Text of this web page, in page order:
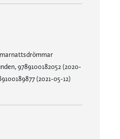
9789100182052 (2020-
(2021-05-12)